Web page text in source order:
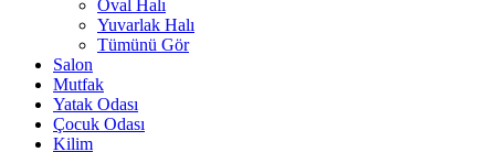
Oval Halı
Yuvarlak Halı
Tümünü Gör
Salon
Mutfak
Yatak Odası
Çocuk Odası
Kilim